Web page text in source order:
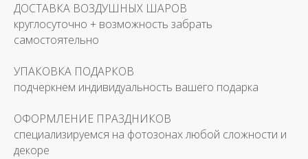
ДОСТАВКА ВОЗДУШНЫХ ШАРОВ
круглосуточно + возможность забрать
самостоятельно
УПАКОВКА ПОДАРКОВ
подчеркнем индивидуальность вашего подарка
ОФОРМЛЕНИЕ ПРАЗДНИКОВ
специализируемся на фотозонах любой сложности и
декоре